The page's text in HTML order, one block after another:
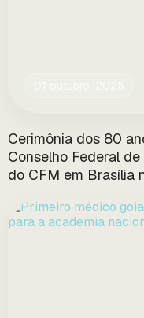
Cerimônia dos 80
Conselho Federal
do CFM em